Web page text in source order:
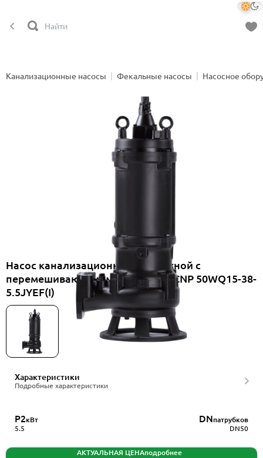
Канализационные насосы Фекальные насосы Насосное
Насос канализационный погружной с
перемешивающим механизмом CNP 50WQ15-38-
5.5JYEF(I)
Характеристики
Подробные характеристики
P2кВт
5.5
DNпатрубков
DN50
АКТУАЛЬНАЯ ЦЕНАподробнее